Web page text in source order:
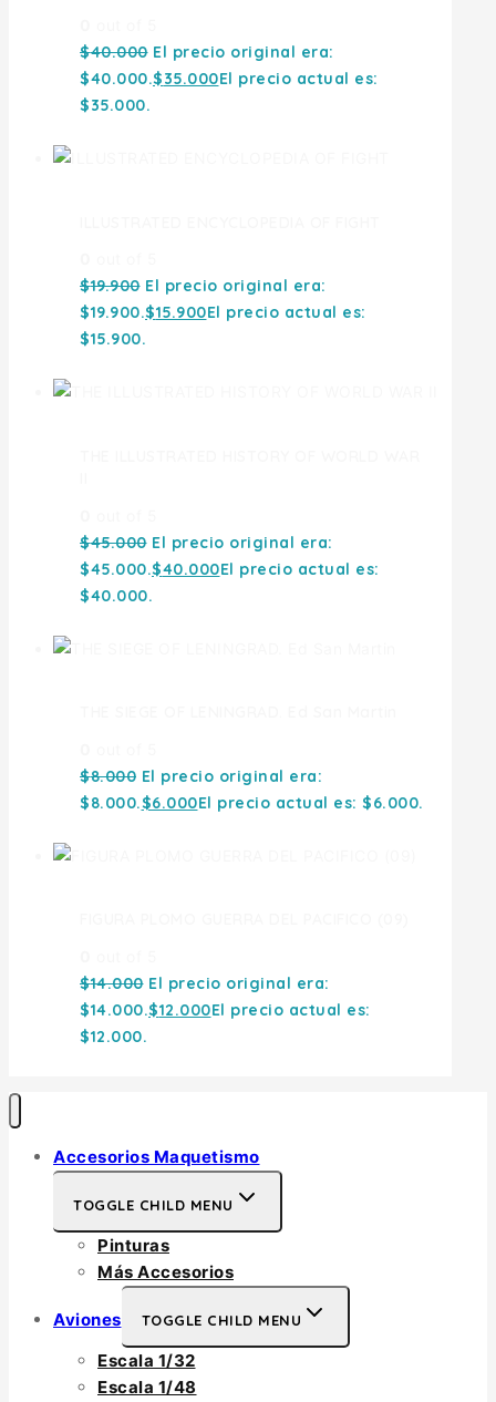
$40.000 El precio original era:
$40.000.$35.000El precio actual es:
$35.000.
$19.900 El precio original era:
$19.900.$15.900El precio actual es:
$15.900.
$45.000 El precio original era:
$45.000.$40.000El precio actual es:
$40.000.
$8.000 El precio original era:
$8.000.$6.000El precio actual es: $6.000.
$14.000 El precio original era:
$14.000.$12.000El precio actual es:
$12.000.
Accesorios Maquetismo
TOGGLE CHILD MENU
Pinturas
Más Accesorios
Aviones TOGGLE CHILD MENU
Escala 1/32
Escala 1/48